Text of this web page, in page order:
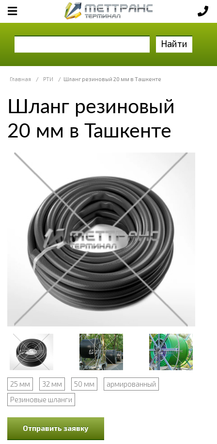
Найти
Главная / РТИ / Шланг резиновый 20 мм в Ташкенте
Шланг резиновый
20 мм в Ташкенте
25 мм 32 мм 50 мм
армированный
Резиновые шланги
Отправить заявку